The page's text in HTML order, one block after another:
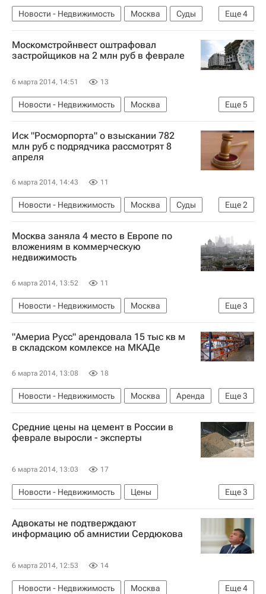
Еще4
Новости - Недвижимость Москва
Суды
Кредиты
ВТБ (банк)
Мосинжстрой
Россия
Москомстройнвест оштрафовал
застройщиков на 2 млн руб в феврале
6 марта 2014, 14:51 13
Еще5
Новости - Недвижимость
Москва
Москомстройинвест
Строительство
Недвижимость
Штрафы Россия
Иск "Росморпорта" о взыскании 782
млн руб с подрядчика рассмотрят 8
апреля
6 марта 2014, 14:43 11
Еще2
Новости - Недвижимость Москва
Суды
Инфраструктура
Россия
Москва заняла 4 место в Европе по
вложениям в коммерческую
недвижимость
6 марта 2014, 13:52 11
Еще3
Новости - Недвижимость
Москва
Инвестиции
Коммерческая недвижимость
Россия
"Америа Русс" арендовала 15 тыс кв м
в складском комлексе на МКАДе
6 марта 2014, 13:08 18
Еще3
Новости - Недвижимость Москва
Аренда
Коммерческая недвижимость
Склады
Россия
Средние цены на цемент в России в
феврале выросли - эксперты
6 марта 2014, 13:03 17
Еще3
Новости - Недвижимость
Цены
Стройматериалы
Цемент Россия
Адвокаты не подтверждают
информацию об амнистии Сердюкова
6 марта 2014, 12:53 14
Еще4
Новости - Недвижимость
Москва